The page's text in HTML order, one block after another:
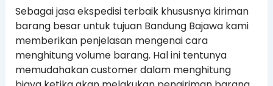
Sebagai jasa ekspedisi terbaik khususnya kiriman
barang besar untuk tujuan Bandung Bajawa kami
memberikan penjelasan mengenai cara
menghitung volume barang. Hal ini tentunya
memudahakan customer dalam menghitung